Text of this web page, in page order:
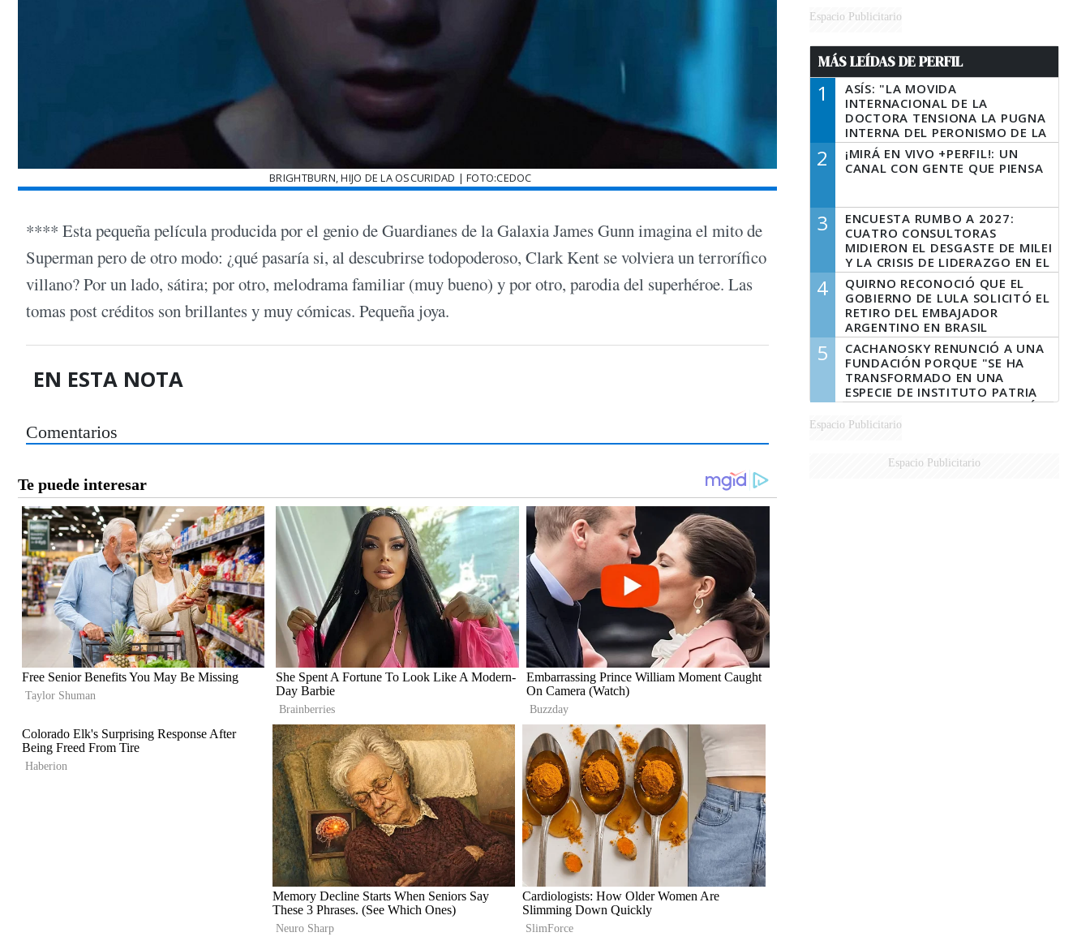
BRIGHTBURN, HIJO DE LA OSCURIDAD | FOTO:CEDOC
**** Esta pequeña película producida por el genio de Guardianes de la Galaxia James Gunn imagina el mito de
Superman pero de otro modo: ¿qué pasaría si, al descubrirse todopoderoso, Clark Kent se volviera un terrorífico
villano? Por un lado, sátira; por otro, melodrama familiar (muy bueno) y por otro, parodia del superhéroe. Las
tomas post créditos son brillantes y muy cómicas. Pequeña joya.
EN ESTA NOTA
Comentarios
Espacio Publicitario
MÁS LEÍDAS DE PERFIL
1
ASÍS: "LA MOVIDA
INTERNACIONAL DE LA
DOCTORA TENSIONA LA PUGNA
INTERNA DEL PERONISMO DE LA
PROVINCIA DEL PECADO"
2
¡MIRÁ EN VIVO +PERFIL!: UN
CANAL CON GENTE QUE PIENSA
3
ENCUESTA RUMBO A 2027:
CUATRO CONSULTORAS
MIDIERON EL DESGASTE DE MILEI
Y LA CRISIS DE LIDERAZGO EN EL
PERONISMO
4
QUIRNO RECONOCIÓ QUE EL
GOBIERNO DE LULA SOLICITÓ EL
RETIRO DEL EMBAJADOR
ARGENTINO EN BRASIL
5
CACHANOSKY RENUNCIÓ A UNA
FUNDACIÓN PORQUE "SE HA
TRANSFORMADO EN UNA
ESPECIE DE INSTITUTO PATRIA
INCONDICIONAL DE LA GESTIÓN
DE MILEI"
Espacio Publicitario
Espacio Publicitario